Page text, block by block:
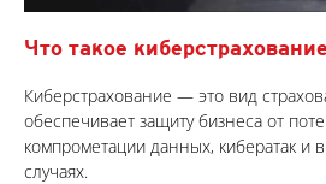
Что такое
Киберстрахование — это вид
обеспечивает защиту бизнеса от
компрометации данных, кибератак и
случаях.